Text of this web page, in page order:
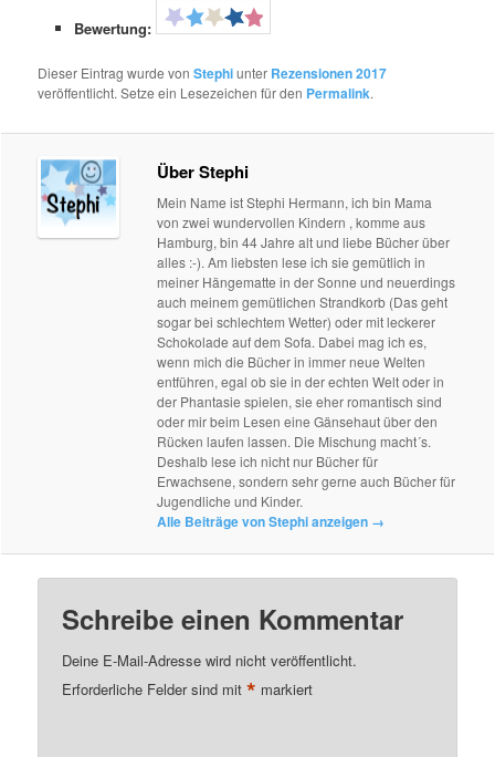
Bewertung:
Dieser Eintrag wurde vonStephiunter Rezensionen 2017
veröffentlicht. Setze ein Lesezeichen für den Permalink.
Über Stephi
Mein Name ist Stephi Hermann, ich bin Mama
von zwei wundervollen Kindern , komme aus
Hamburg, bin 44 Jahre alt und liebe Bücher über
alles :-). Am liebsten lese ich sie gemütlich in
meiner Hängematte in der Sonne und neuerdings
auch meinem gemütlichen Strandkorb (Das geht
sogar bei schlechtem Wetter) oder mit leckerer
Schokolade auf dem Sofa. Dabei mag ich es,
wenn mich die Bücher in immer neue Welten
entführen, egal ob sie in der echten Welt oder in
der Phantasie spielen, sie eher romantisch sind
oder mir beim Lesen eine Gänsehaut über den
Rücken laufen lassen. Die Mischung macht´s.
Deshalb lese ich nicht nur Bücher für
Erwachsene, sondern sehr gerne auch Bücher für
Jugendliche und Kinder.
Alle Beiträge von Stephi anzeigen →
Schreibe einen Kommentar
Deine E-Mail-Adresse wird nicht veröffentlicht.
Erforderliche Felder sind mit* markiert